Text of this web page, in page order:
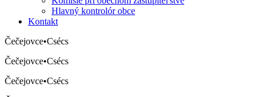
Hlavný kontrolór obce
Kontakt
Čečejovce•Csécs
Čečejovce•Csécs
Čečejovce•Csécs